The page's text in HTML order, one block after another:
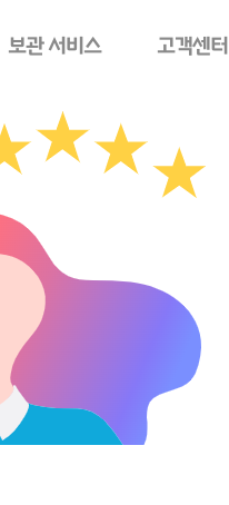
보관 서비스 고객센터